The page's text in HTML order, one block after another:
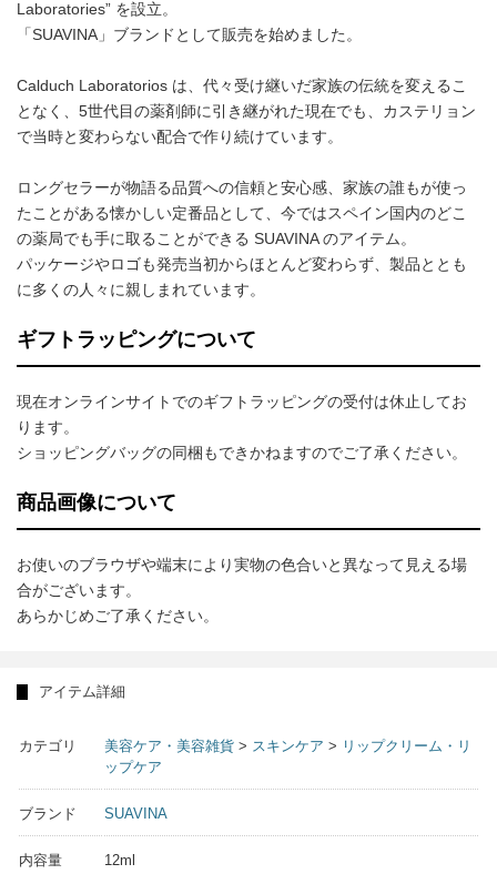
Laboratories” を設立。
「SUAVINA」ブランドとして販売を始めました。
Calduch Laboratorios は、代々受け継いだ家族の伝統を変えるこ
となく、5世代目の薬剤師に引き継がれた現在でも、カステリョン
で当時と変わらない配合で作り続けています。
ロングセラーが物語る品質への信頼と安心感、家族の誰もが使っ
たことがある懐かしい定番品として、今ではスペイン国内のどこ
の薬局でも手に取ることができる SUAVINA のアイテム。
パッケージやロゴも発売当初からほとんど変わらず、製品ととも
に多くの人々に親しまれています。
ギフトラッピングについて
現在オンラインサイトでのギフトラッピングの受付は休止してお
ります。
ショッピングバッグの同梱もできかねますのでご了承ください。
商品画像について
お使いのブラウザや端末により実物の色合いと異なって見える場
合がございます。
あらかじめご了承ください。
アイテム詳細
カテゴリ 美容ケア・美容雑貨 > スキンケア > リップクリーム・リ
ップケア
ブランド SUAVINA
内容量 12ml